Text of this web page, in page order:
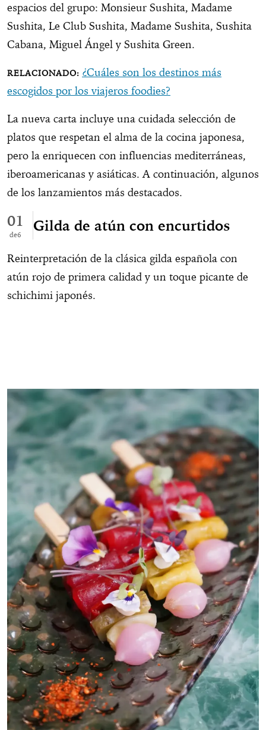
espacios del grupo: Monsieur Sushita, Madame
Sushita, Le Club Sushita, Madame Sushita, Sushita
Cabana, Miguel Ángel y Sushita Green.
¿Cuáles son los destinos más
escogidos por los viajeros foodies?
La nueva carta incluye una cuidada selección de
platos que respetan el alma de la cocina japonesa,
pero la enriquecen con influencias mediterráneas,
iberoamericanas y asiáticas. A continuación, algunos
de los lanzamientos más destacados.
01
6
Gilda de atún con encurtidos
Reinterpretación de la clásica gilda española con
atún rojo de primera calidad y un toque picante de
schichimi japonés.